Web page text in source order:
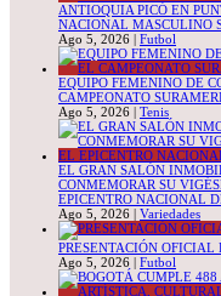
ANTIOQUIA PICÓ EN
NACIONAL MASCULINO
Ago 5, 2026 | Futbol
EQUIPO FEMENINO DE
CAMPEONATO
Ago 5, 2026 | Tenis
EL GRAN SALÓN
CONMEMORAR SU
EPICENTRO NACIONAL
Ago 5, 2026 | Variedades
PRESENTACIÓN
Ago 5, 2026 | Futbol